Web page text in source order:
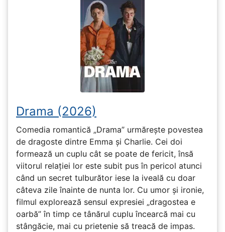
Drama (2026)
Comedia romantică „Drama” urmărește povestea
de dragoste dintre Emma și Charlie. Cei doi
formează un cuplu cât se poate de fericit, însă
viitorul relației lor este subit pus în pericol atunci
când un secret tulburător iese la iveală cu doar
câteva zile înainte de nunta lor. Cu umor și ironie,
filmul explorează sensul expresiei „dragostea e
oarbă” în timp ce tânărul cuplu încearcă mai cu
stângăcie, mai cu prietenie să treacă de impas.